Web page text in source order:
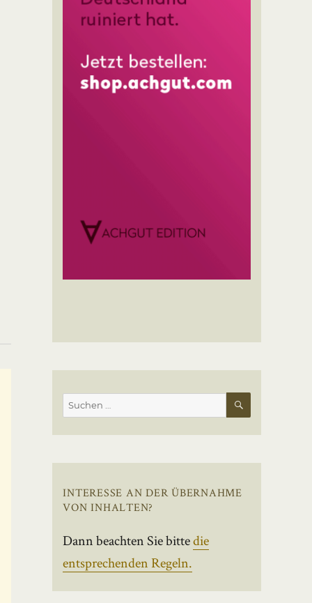
Suchen
SUCHEN
INTERESSE AN DER ÜBERNAHME
VON INHALTEN?
Dann beachten Sie bittedie
entsprechenden Regeln.